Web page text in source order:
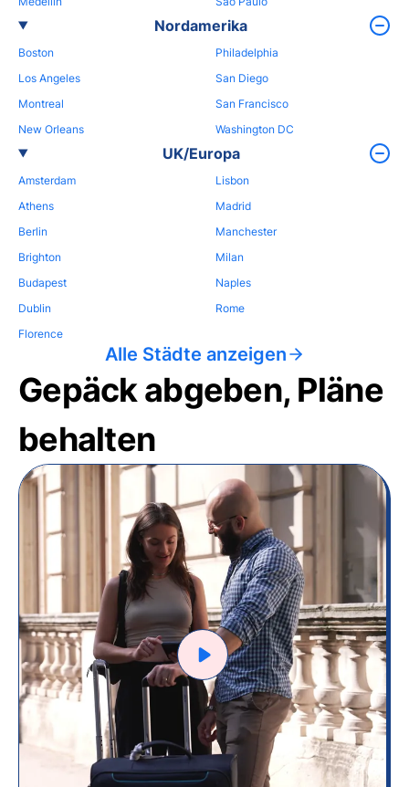
Nordamerika
Boston
Los Angeles
Montreal
New Orleans
Philadelphia
San Diego
San Francisco
Washington DC
UK/Europa
Amsterdam
Athens
Berlin
Brighton
Budapest
Dublin
Florence
Lisbon
Madrid
Manchester
Milan
Naples
Rome
Alle Städte anzeigen
Gepäck abgeben, Pläne
behalten